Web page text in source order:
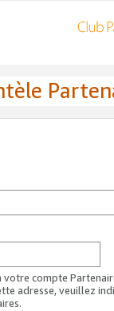
votre compte
adresse, veuillez